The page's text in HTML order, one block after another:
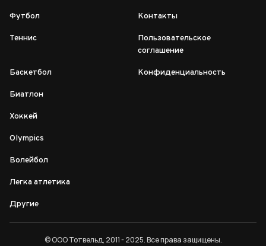
Футбол
Теннис
Баскетбол
Биатлон
Хоккей
Olympics
Волейбол
Легка атлетика
Другие
Контакты
Пользовательское
соглашение
Конфиденциальность
© ООО Тотвельд, 2011 - 2025. Все права защищены.